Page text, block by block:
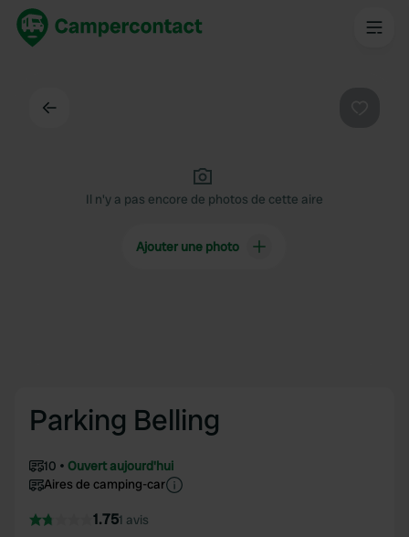
Il n'y a pas encore de photos de cette aire
Ajouter une photo
Parking Belling
10
Ouvert aujourd'hui
Aires de camping-car
1.751 avis